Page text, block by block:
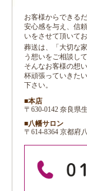
お客様からできる
安心感を与え、信
いをさせて頂いてお
葬送は、「大切な
う想いをご相談し
そんなお客様の想
杯頑張っていきた
下さい。
■本店
〒630-0142 奈良県
■八幡サロン
〒614-8364 京都府